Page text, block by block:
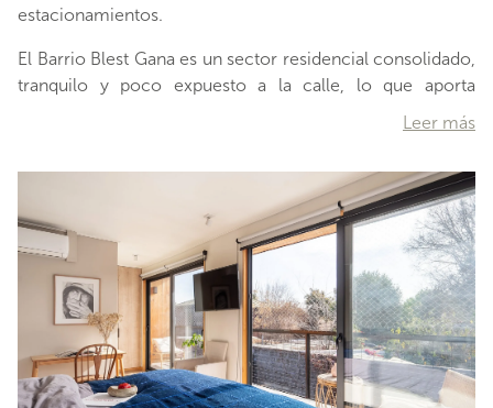
estacionamientos.
El Barrio Blest Gana es un sector residencial consolidado,
tranquilo y poco expuesto a la calle, lo que aporta
seguridad y calma para la vida en familia. La ubicación es
además de conexión expedita a Vespucio Sur y a la
Autopista Vespucio Oriente. Las avenidas Príncipe de
Gales, Tobalaba, Ossa y Larraín quedan a mano para
moverse por el sector oriente. En materia de colegios,
alrededor están el Andrée English School, The Grange
School, el Colegio Santo Domingo y el British Royal
School, y para la salud, la Clínica Bupa Santiago, el Centro
Médico UC Christus Plaza
Leer más